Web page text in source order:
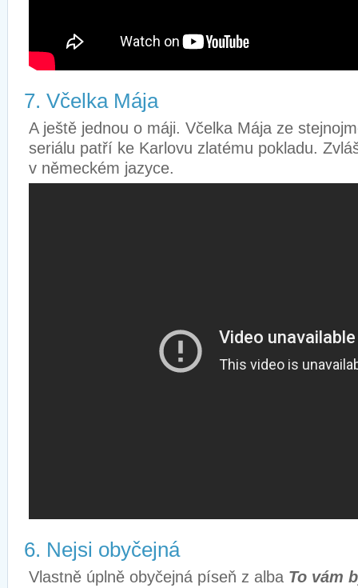
7. Včelka Mája
A ještě jednou o máji. Včelka Mája ze
seriálu patří ke Karlovu zlatému pokladu.
v německém jazyce.
6. Nejsi obyčejná
Vlastně úplně obyčejná píseň z alba To vám